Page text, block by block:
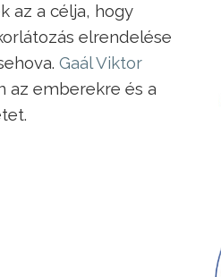
az a célja, hogy
elrendelése
Gaál Viktor
az emberekre és a